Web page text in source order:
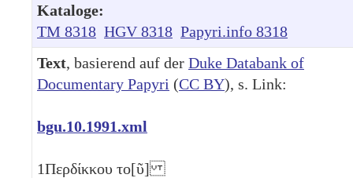
Kataloge:
TM 8318 HGV 8318 Papyri.info 8318
Text, basierend auf der Duke Databank of
Documentary Papyri (CC BY), s. Link:
bgu.10.1991.xml
1Περδίκκου το[ῦ]